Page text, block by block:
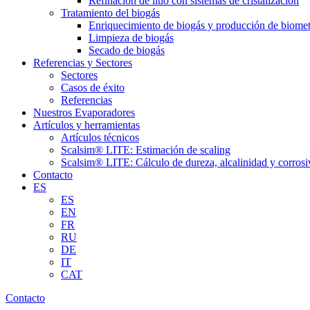
Tratamiento del biogás
Enriquecimiento de biogás y producción de
Limpieza de biogás
Secado de biogás
Referencias y Sectores
Sectores
Casos de éxito
Referencias
Nuestros Evaporadores
Artículos y herramientas
Artículos técnicos
Scalsim® LITE: Estimación de scaling
Scalsim® LITE: Cálculo de dureza, alcalinidad y
Contacto
ES
ES
EN
FR
RU
DE
IT
CAT
Contacto